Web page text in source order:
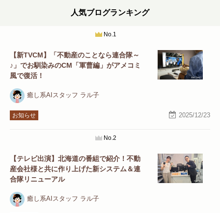
人気ブログランキング
No.1
【新TVCM】「不動産のことなら連合隊～
♪」でお馴染みのCM「軍曹編」がアメコミ
風で復活！
癒し系AIスタッフ ラル子
お知らせ 2025/12/23
No.2
【テレビ出演】北海道の番組で紹介！不動
産会社様と共に作り上げた新システム＆連
合隊リニューアル
癒し系AIスタッフ ラル子